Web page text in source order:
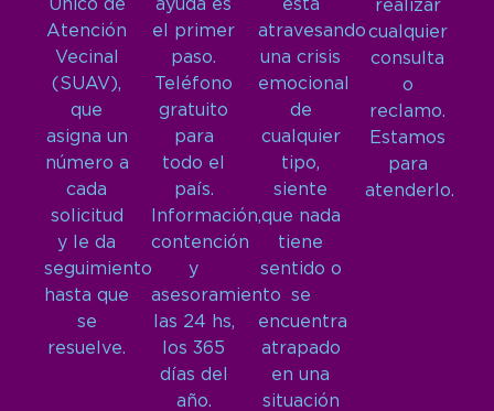
Único de
Atención
Vecinal
(SUAV),
que
asigna un
número a
cada
solicitud
y le da
seguimiento
hasta que
se
resuelve.
ayuda es
el primer
paso.
Teléfono
gratuito
para
todo el
país.
Información,
contención
y
asesoramiento
las 24 hs,
los 365
días del
año.
está
atravesando
una crisis
emocional
de
cualquier
tipo,
siente
que nada
tiene
sentido o
se
encuentra
atrapado
en una
situación
realizar
cualquier
consulta
o
reclamo.
Estamos
para
atenderlo.